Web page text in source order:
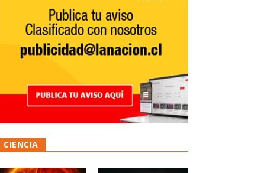
CIENCIA